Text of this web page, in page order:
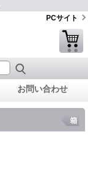
PCサイト
お問い合わせ
箱